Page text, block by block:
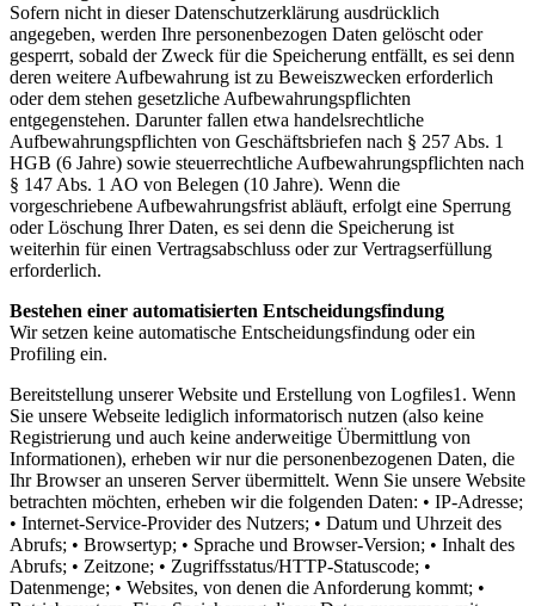
Sofern nicht in dieser Datenschutzerklärung ausdrücklich
angegeben, werden Ihre personenbezogen Daten gelöscht oder
gesperrt, sobald der Zweck für die Speicherung entfällt, es sei denn
deren weitere Aufbewahrung ist zu Beweiszwecken erforderlich
oder dem stehen gesetzliche Aufbewahrungspflichten
entgegenstehen. Darunter fallen etwa handelsrechtliche
Aufbewahrungspflichten von Geschäftsbriefen nach § 257 Abs. 1
HGB (6 Jahre) sowie steuerrechtliche Aufbewahrungspflichten nach
§ 147 Abs. 1 AO von Belegen (10 Jahre). Wenn die
vorgeschriebene Aufbewahrungsfrist abläuft, erfolgt eine Sperrung
oder Löschung Ihrer Daten, es sei denn die Speicherung ist
weiterhin für einen Vertragsabschluss oder zur Vertragserfüllung
erforderlich.
Bestehen einer automatisierten Entscheidungsfindung
Wir setzen keine automatische Entscheidungsfindung oder ein
Profiling ein.
Bereitstellung unserer Website und Erstellung von Logfiles1. Wenn
Sie unsere Webseite lediglich informatorisch nutzen (also keine
Registrierung und auch keine anderweitige Übermittlung von
Informationen), erheben wir nur die personenbezogenen Daten, die
Ihr Browser an unseren Server übermittelt. Wenn Sie unsere Website
betrachten möchten, erheben wir die folgenden Daten: • IP-Adresse;
• Internet-Service-Provider des Nutzers; • Datum und Uhrzeit des
Abrufs; • Browsertyp; • Sprache und Browser-Version; • Inhalt des
Abrufs; • Zeitzone; • Zugriffsstatus/HTTP-Statuscode; •
Datenmenge; • Websites, von denen die Anforderung kommt; •